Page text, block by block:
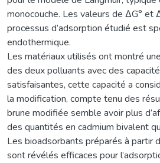
monocouche. Les valeurs de ΔG° et
processus d’adsorption étudié est
endothermique.
Les matériaux utilisés ont montré
des deux polluants avec des
satisfaisantes, cette capacité a
la modification, compte tenu des
brune modifiée semble avoir plus
des quantités en cadmium bivalent
Les bioadsorbants préparés à partir
sont révélés efficaces pour